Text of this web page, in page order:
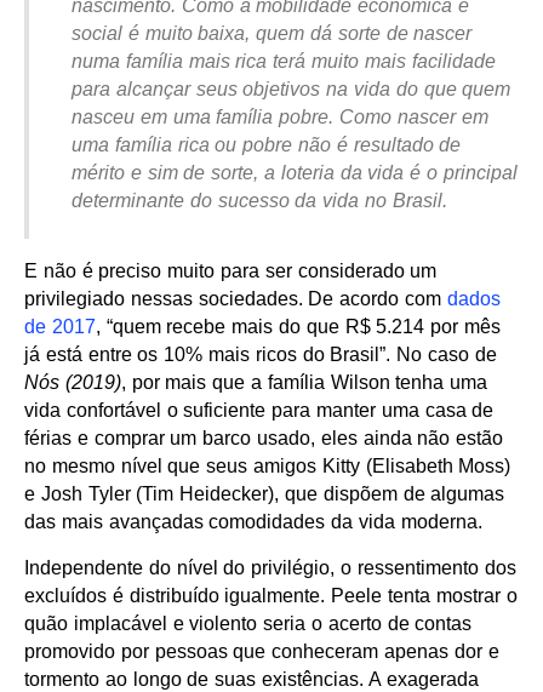
nascimento. Como a mobilidade econômica e
social é muito baixa, quem dá sorte de nascer
numa família mais rica terá muito mais facilidade
para alcançar seus objetivos na vida do que quem
nasceu em uma família pobre. Como nascer em
uma família rica ou pobre não é resultado de
mérito e sim de sorte, a loteria da vida é o principal
determinante do sucesso da vida no Brasil.
E não é preciso muito para ser considerado um
privilegiado nessas sociedades. De acordo com dados
de 2017, “quem recebe mais do que R$ 5.214 por mês
já está entre os 10% mais ricos do Brasil”. No caso de
Nós (2019), por mais que a família Wilson tenha uma
vida confortável o suficiente para manter uma casa de
férias e comprar um barco usado, eles ainda não estão
no mesmo nível que seus amigos Kitty (Elisabeth Moss)
e Josh Tyler (Tim Heidecker), que dispõem de algumas
das mais avançadas comodidades da vida moderna.
Independente do nível do privilégio, o ressentimento dos
excluídos é distribuído igualmente. Peele tenta mostrar o
quão implacável e violento seria o acerto de contas
promovido por pessoas que conheceram apenas dor e
tormento ao longo de suas existências. A exagerada